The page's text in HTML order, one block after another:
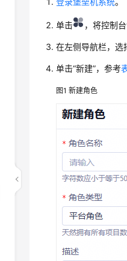
单击 ，将控制
在左侧导航栏，选
单击“新建”，参考
图1新建角色